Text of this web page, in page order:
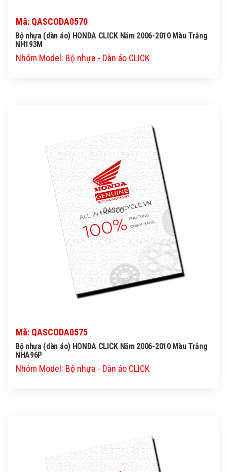
Mã: QASCODA0570
Bộ nhựa (dàn áo) HONDA CLICK Năm 2006-2010 Màu Trắng
NH193M
Nhóm Model: Bộ nhựa - Dàn áo CLICK
QASCO
Mã: QASCODA0575
Bộ nhựa (dàn áo) HONDA CLICK Năm 2006-2010 Màu Trắng
NHA96P
Nhóm Model: Bộ nhựa - Dàn áo CLICK